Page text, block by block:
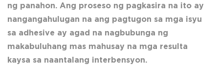
ng panahon. Ang proseso ng pagkasira na ito ay
nangangahulugan na ang pagtugon sa mga isyu
sa adhesive ay agad na nagbubunga ng
makabuluhang mas mahusay na mga resulta
kaysa sa naantalang interbensyon.